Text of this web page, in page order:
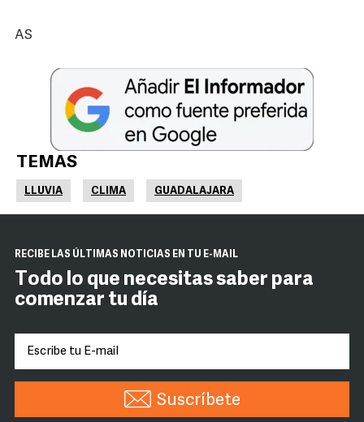
AS
TEMAS
LLUVIA CLIMA GUADALAJARA
RECIBE LAS ÚLTIMAS NOTICIAS EN TU E-MAIL
Todo lo que necesitas saber para
comenzar tu día
Suscríbete